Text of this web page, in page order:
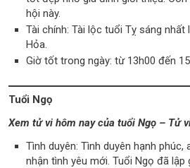
hội này.
Tài chính: Tài lộc tuổi Tỵ sáng nhất
Hỏa.
Giờ tốt trong ngày: từ 13h00 đến
Tuổi Ngọ
Xem tử vi hôm nay của tuổi Ngọ – Tử
Tình duyên: Tình duyên hạnh
nhận tình yêu mới. Tuổi Ngọ đã